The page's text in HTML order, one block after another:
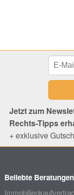
Jetzt zum
Rechts-Tipps
+ exklusive
Beliebte Beratungen